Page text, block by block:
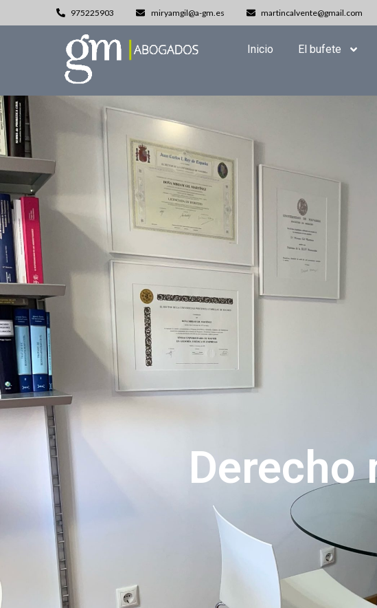
975225903 miryamgil@a-gm.es martincalvente@gmail.com
Inicio El bufete
Derecho